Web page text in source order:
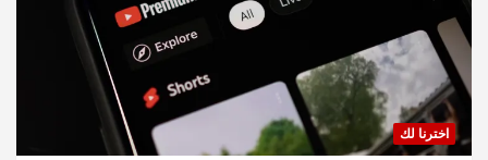
اخترنا لك